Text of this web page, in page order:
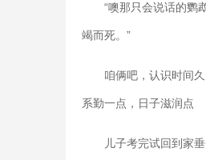
“噢那只会说话的鹦
竭而死。”
咱俩吧，认识时间
系勤一点，日子滋润点
儿子考完试回到家